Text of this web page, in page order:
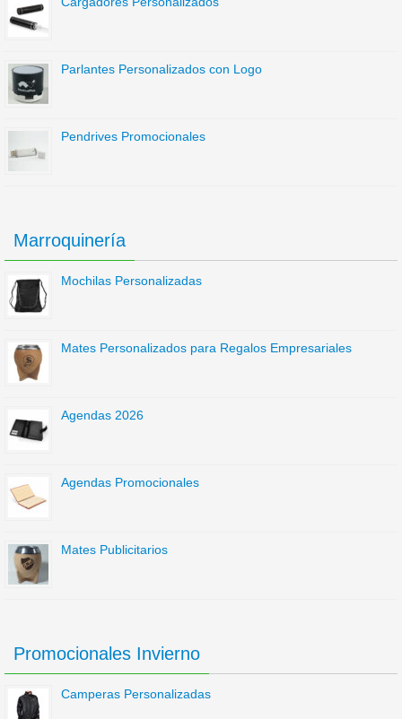
Parlantes Personalizados con Logo
Pendrives Promocionales
Marroquinería
Mochilas Personalizadas
Mates Personalizados para Regalos Empresariales
Agendas 2026
Agendas Promocionales
Mates Publicitarios
Promocionales Invierno
Camperas Personalizadas